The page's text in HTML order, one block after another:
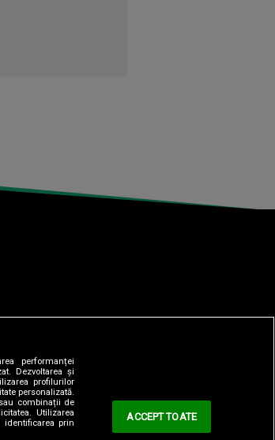
CONTACT
performanței
Dezvoltarea și
profilurilor
personalizată.
combinații de
Utilizarea
prin
ACCEPT TOATE